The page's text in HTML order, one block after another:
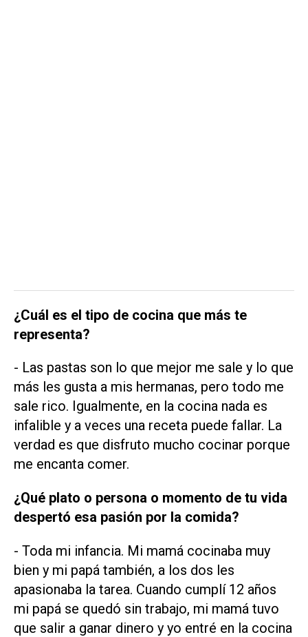
¿Cuál es el tipo de cocina que más te
representa?
- Las pastas son lo que mejor me sale y lo que
más les gusta a mis hermanas, pero todo me
sale rico. Igualmente, en la cocina nada es
infalible y a veces una receta puede fallar. La
verdad es que disfruto mucho cocinar porque
me encanta comer.
¿Qué plato o persona o momento de tu vida
despertó esa pasión por la comida?
- Toda mi infancia. Mi mamá cocinaba muy
bien y mi papá también, a los dos les
apasionaba la tarea. Cuando cumplí 12 años
mi papá se quedó sin trabajo, mi mamá tuvo
que salir a ganar dinero y yo entré en la cocina